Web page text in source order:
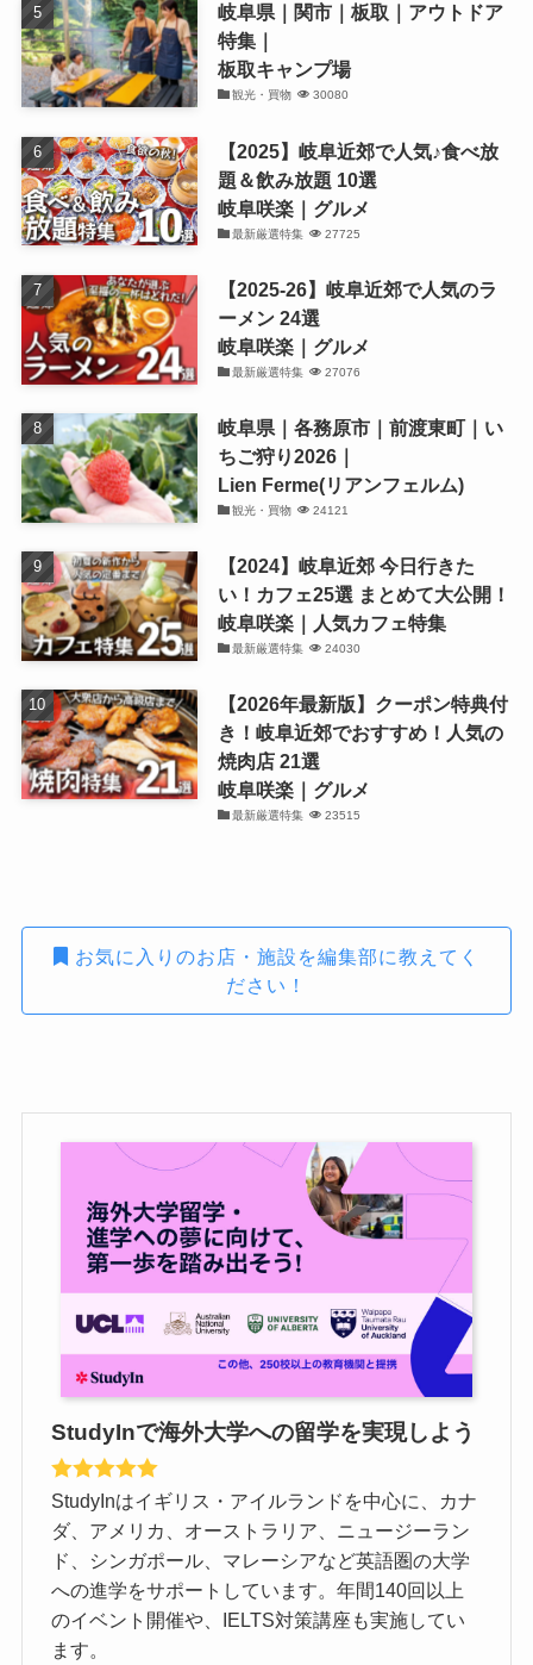
岐阜県｜関市｜板取｜アウトドア
特集｜
板取キャンプ場
観光・買物 30080
【2025】岐阜近郊で人気♪食べ放
題＆飲み放題 10選
岐阜咲楽｜グルメ
最新厳選特集 27725
【2025-26】岐阜近郊で人気のラ
ーメン 24選
岐阜咲楽｜グルメ
最新厳選特集 27076
岐阜県｜各務原市｜前渡東町｜い
ちご狩り2026｜
Lien Ferme(リアンフェルム)
観光・買物 24121
【2024】岐阜近郊 今日行きた
い！カフェ25選 まとめて大公開！
岐阜咲楽｜人気カフェ特集
最新厳選特集 24030
【2026年最新版】クーポン特典付
き！岐阜近郊でおすすめ！人気の
焼肉店 21選
岐阜咲楽｜グルメ
最新厳選特集 23515
お気に入りのお店・施設を編集部に教えてく
ださい！
StudyInで海外大学への留学を実現しよう
StudyInはイギリス・アイルランドを中心に、カナ
ダ、アメリカ、オーストラリア、ニュージーラン
ド、シンガポール、マレーシアなど英語圏の大学
への進学をサポートしています。年間140回以上
のイベント開催や、IELTS対策講座も実施してい
ます。